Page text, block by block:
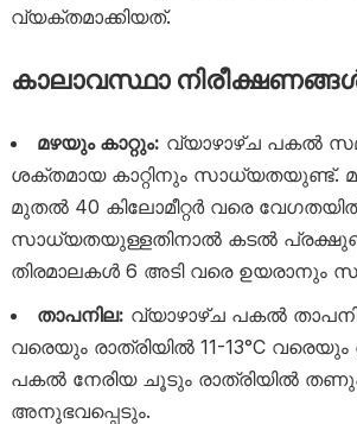
വ്യക്തമാക്കിയത്.
കാലാവസ്ഥാ
മഴയും കാറ്റും: വ്യാഴാഴ്ച പകൽ
ശക്തമായ കാറ്റിനും സാധ്യതയുണ്ട്.
മുതൽ 40 കിലോമീറ്റർ വരെ
സാധ്യതയുള്ളതിനാൽ കടൽ
തിരമാലകൾ 6 അടി വരെ ഉയരാനും
താപനില: വ്യാഴാഴ്ച പകൽ
വരെയും രാത്രിയിൽ 11-13°C വരെയും
പകൽ നേരിയ ചൂടും രാത്രിയിൽ
അനുഭവപ്പെടും.